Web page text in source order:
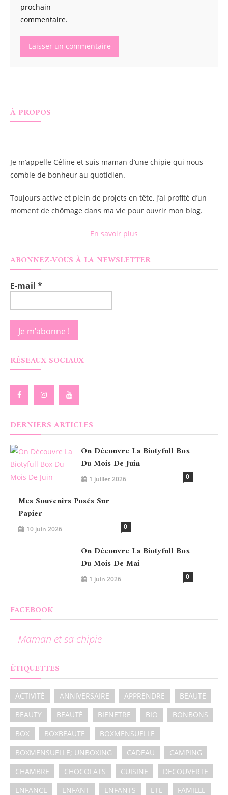
prochain
commentaire.
À PROPOS
Je m’appelle Céline et suis maman d’une chipie qui nous
comble de bonheur au quotidien.
Toujours active et plein de projets en tête, j’ai profité d’un
moment de chômage dans ma vie pour ouvrir mon blog.
En savoir plus
ABONNEZ-VOUS À LA NEWSLETTER
E-mail *
RÉSEAUX SOCIAUX
DERNIERS ARTICLES
On Découvre La Biotyfull Box
Du Mois De Juin
1 juillet 2026 0
Mes Souvenirs Posés Sur
Papier
10 juin 2026 0
On Découvre La Biotyfull Box
Du Mois De Mai
1 juin 2026 0
FACEBOOK
Maman et sa chipie
ÉTIQUETTES
ACTIVITÉ ANNIVERSAIRE APPRENDRE
BEAUTE
BEAUTY
BEAUTÉ BIENETRE BIO
BONBONS
BOX
BOXBEAUTE
BOXMENSUELLE
BOXMENSUELLE; UNBOXING
CADEAU
CAMPING
CHAMBRE
CHOCOLATS CUISINE
DECOUVERTE
ENFANCE
ENFANT ENFANTS ETE FAMILLE